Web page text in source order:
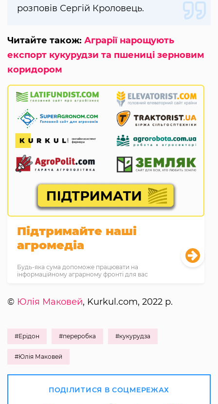
розповів Сергій Кроловець.
Читайте також: Аграрії нарощують
експорт кукурудзи та пшениці зерновим
коридором
Підтримайте наші
агромедіа
Будь-яка сума допоможе працювати на
інформаційному аграрному фронті для вас
© Юлія Маковей, Kurkul.com, 2022 р.
#Ерідон #переробка #кукурудза
#Юлія Маковей
ПОДІЛИТИСЯ В СОЦМЕРЕЖАХ